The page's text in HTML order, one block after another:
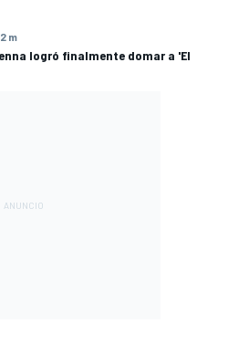
2 m
logró finalmente domar a 'El